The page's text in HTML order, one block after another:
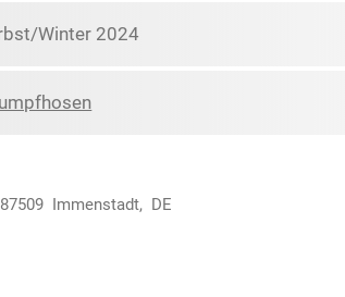
Winter 2024
Immenstadt, DE